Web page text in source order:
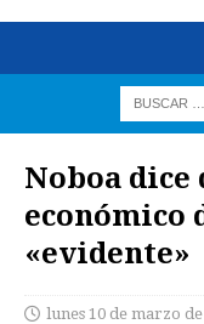
Noboa
económico
«evidente»
lunes 10 de marzo de